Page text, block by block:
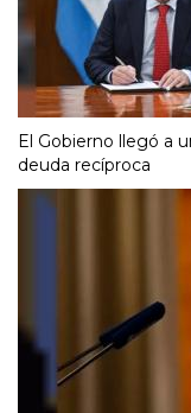
El Gobierno llegó a
deuda recíproca